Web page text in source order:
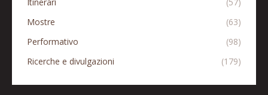
Mostre
(63)
Performativo
(98)
Ricerche e divulgazioni
(179)